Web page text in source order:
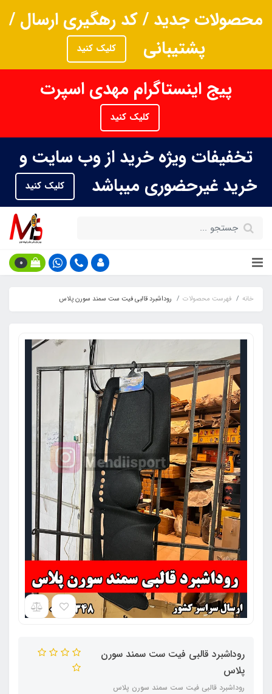
محصولات جدید / کد رهگیری ارسال /
پشتیبانی
کلیک کنید
پیج اینستاگرام مهدی اسپرت
کلیک کنید
تخفیفات ویژه خرید از وب سایت و
خرید غیرحضوری میباشد
کلیک کنید
0
خانه فهرست محصولات روداشبرد قالبی فیت ست سمند سورن پلاس
روداشبرد قالبی فیت ست سمند سورن
پلاس
روداشبرد قالبی فیت ست سمند سورن پلاس